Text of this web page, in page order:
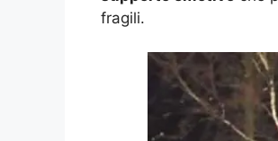
fragili.